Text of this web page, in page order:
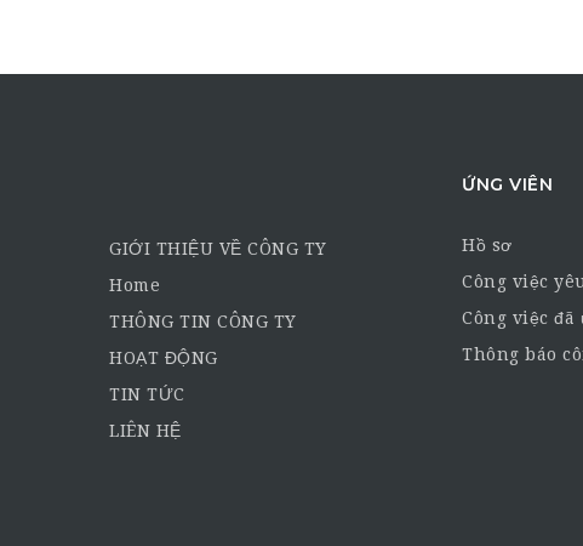
GIỚI THIỆU VỀ CÔNG TY
Home
THÔNG TIN CÔNG TY
HOẠT ĐỘNG
TIN TỨC
LIÊN HỆ
ỨNG VIÊN
Hồ sơ
Công việc
Công việc đã
Thông báo